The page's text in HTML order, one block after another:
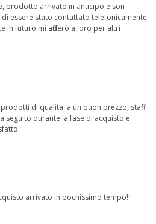
prodotto arrivato in anticipo e son
essere stato contattato telefonicamente
in futuro mi affiderò a loro per altri
di qualita' a un buon prezzo, staff
seguito durante la fase di acquisto e
arrivato in pochissimo tempo!!!